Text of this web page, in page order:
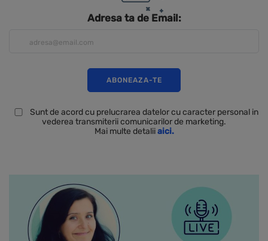
Adresa ta de Email:
Sunt de acord cu prelucrarea datelor cu caracter personal in
vederea transmiterii comunicarilor de marketing.
Mai multe detaliiaici.